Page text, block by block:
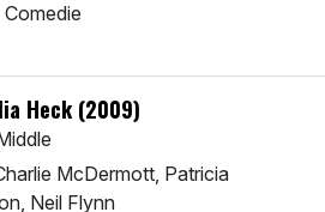
Comedie
Heck (2009)
McDermott, Patricia
Neil Flynn